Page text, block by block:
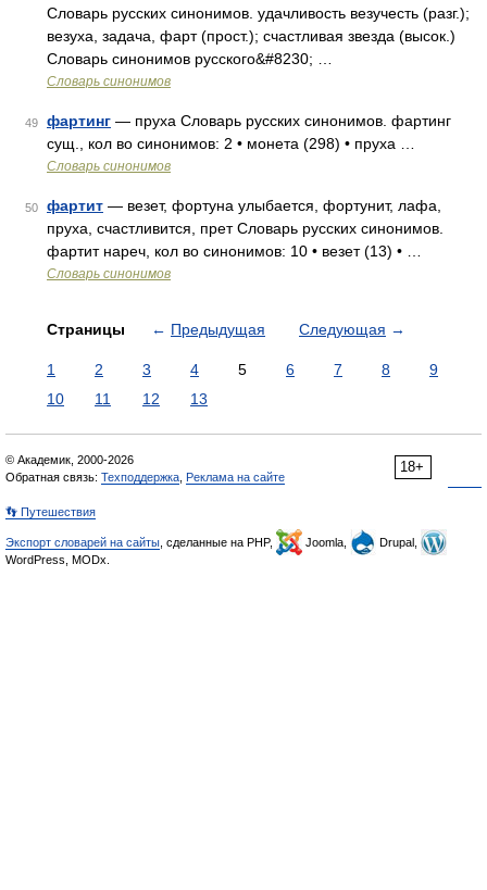
Словарь русских синонимов. удачливость везучесть (разг.);
везуха, задача, фарт (прост.); счастливая звезда (высок.)
Словарь синонимов русского&#8230; …
Словарь синонимов
49 фартинг — пруха Словарь русских синонимов. фартинг
сущ., кол во синонимов: 2 • монета (298) • пруха …
Словарь синонимов
50 фартит — везет, фортуна улыбается, фортунит, лафа,
пруха, счастливится, прет Словарь русских синонимов.
фартит нареч, кол во синонимов: 10 • везет (13) • …
Словарь синонимов
Страницы ← Предыдущая Следующая →
1 2 3 4 5 6 7 8
9
10
11 12 13
18+
© Академик, 2000-2026
Обратная связь: Техподдержка Реклама на сайте
👣 Путешествия
Экспорт словарей на сайты , сделанные на PHP, Joomla,
Drupal,
WordPress, MODx.